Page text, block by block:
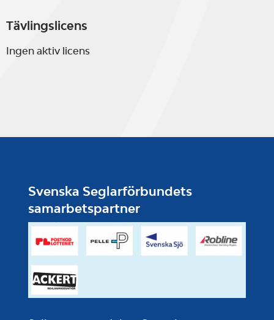
Tävlingslicens
Ingen aktiv licens
Svenska Seglarförbundets
samarbetspartner